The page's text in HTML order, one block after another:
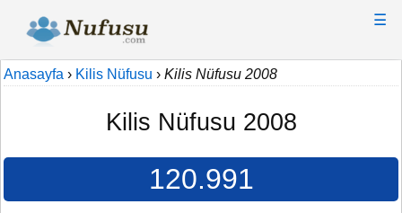
☰
Anasayfa › Kilis Nüfusu › Kilis Nüfusu 2008
Kilis Nüfusu 2008
120.991